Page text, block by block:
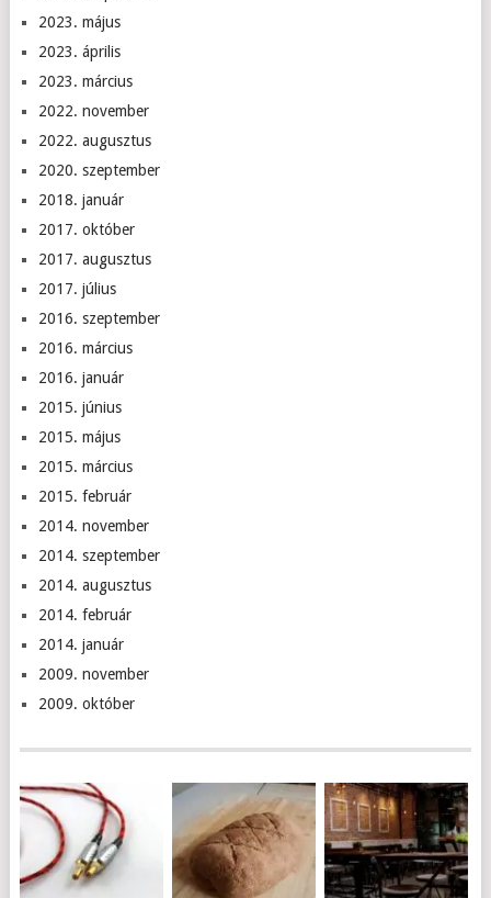
2023. május
2023. április
2023. március
2022. november
2022. augusztus
2020. szeptember
2018. január
2017. október
2017. augusztus
2017. július
2016. szeptember
2016. március
2016. január
2015. június
2015. május
2015. március
2015. február
2014. november
2014. szeptember
2014. augusztus
2014. február
2014. január
2009. november
2009. október